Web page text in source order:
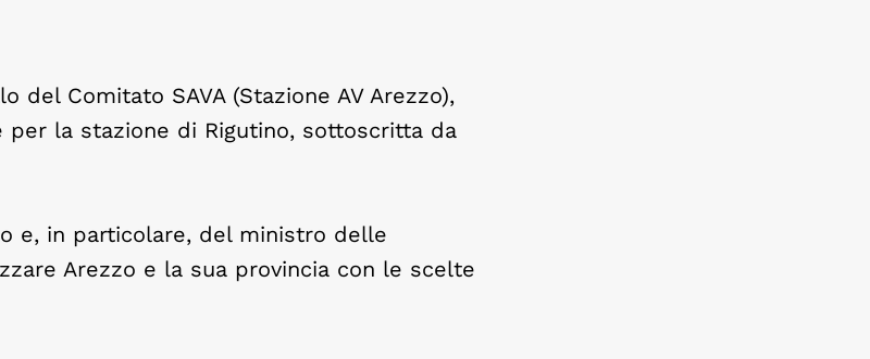
Comitato SAVA (Stazione AV Arezzo),
per la stazione di Rigutino, sottoscritta da
e, in particolare, del ministro delle
Arezzo e la sua provincia con le scelte